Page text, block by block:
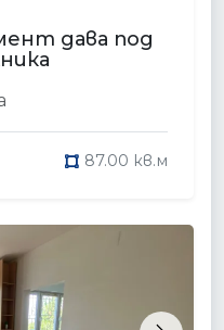
дава под
87.00 кв.м